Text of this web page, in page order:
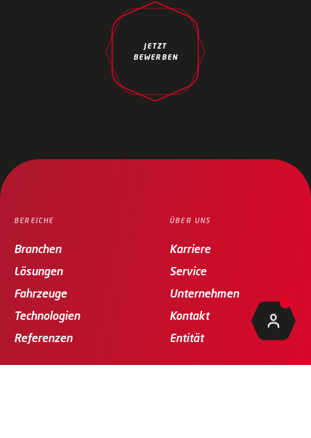
JETZT
BEWERBEN
BEREICHE
Branchen
Lösungen
Fahrzeuge
Technologien
Referenzen
ÜBER UNS
Karriere
Service
Unternehmen
Kontakt
Entität